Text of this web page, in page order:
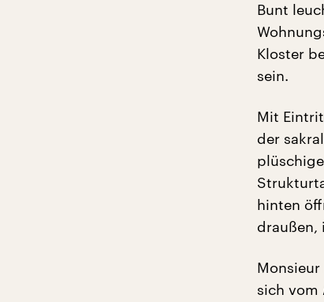
Bunt
Kloster
sein.
Mit
der
hinten
draußen,
sich vom